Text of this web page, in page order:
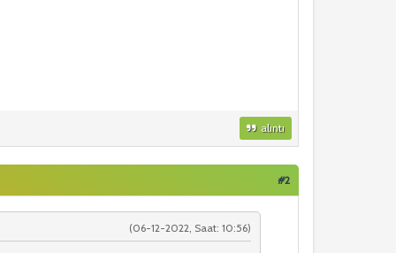
alıntı
#2
(06-12-2022, Saat: 10:56)